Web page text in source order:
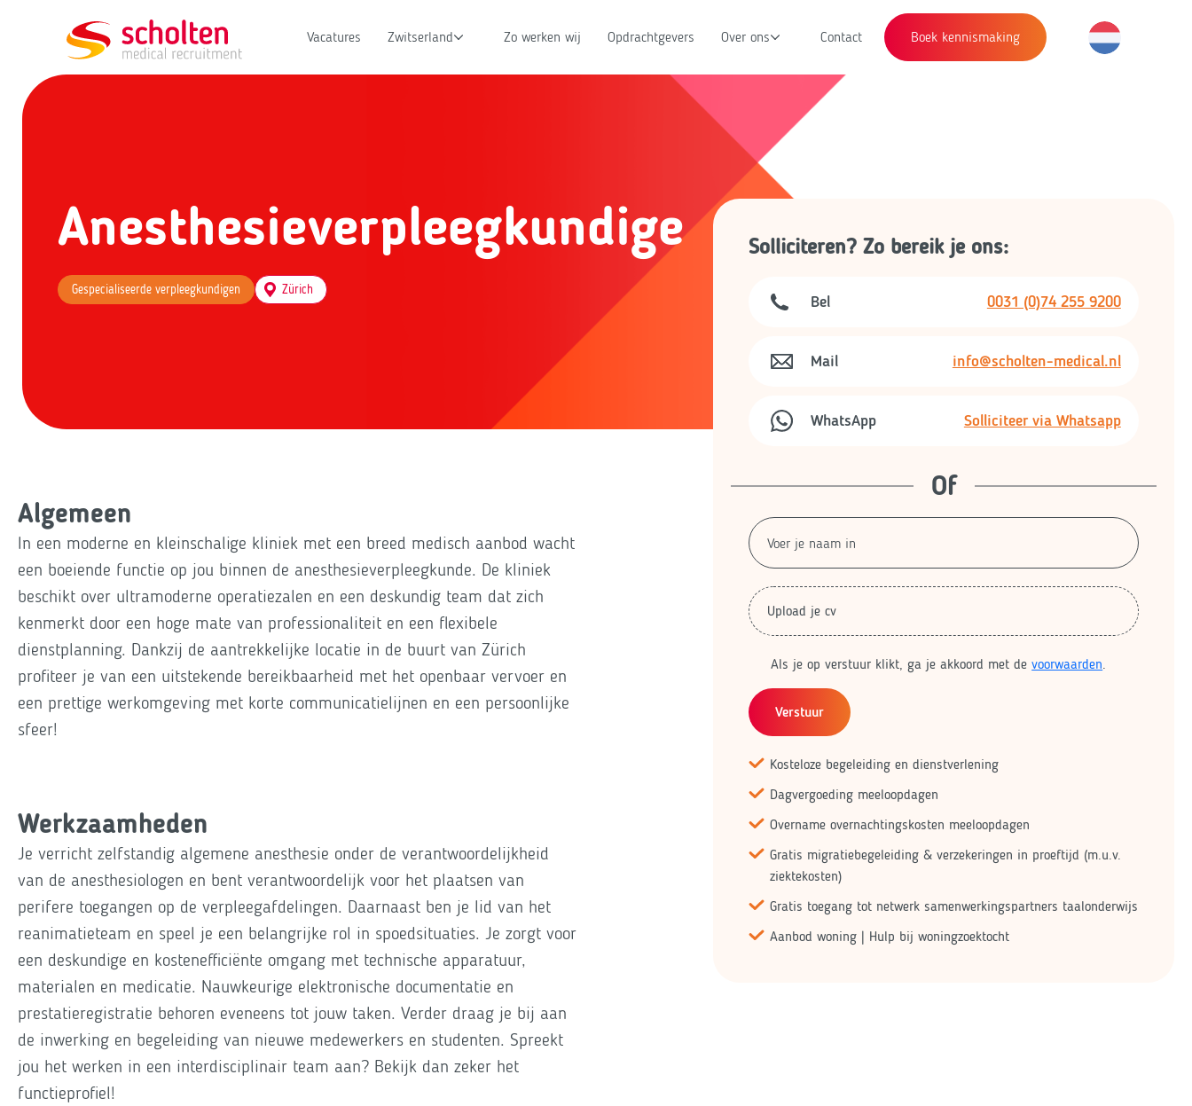
Vacatures Zwitserland Zo werken wij Opdrachtgevers Over ons Contact Boek kennismaking
Anesthesieverpleegkundige
Gespecialiseerde verpleegkundigen Zürich
Algemeen
In een moderne en kleinschalige kliniek met een breed medisch aanbod wacht
een boeiende functie op jou binnen de anesthesieverpleegkunde. De kliniek
beschikt over ultramoderne operatiezalen en een deskundig team dat zich
kenmerkt door een hoge mate van professionaliteit en een flexibele
dienstplanning. Dankzij de aantrekkelijke locatie in de buurt van Zürich
profiteer je van een uitstekende bereikbaarheid met het openbaar vervoer en
een prettige werkomgeving met korte communicatielijnen en een persoonlijke
sfeer!
Werkzaamheden
Je verricht zelfstandig algemene anesthesie onder de verantwoordelijkheid
van de anesthesiologen en bent verantwoordelijk voor het plaatsen van
perifere toegangen op de verpleegafdelingen. Daarnaast ben je lid van het
reanimatieteam en speel je een belangrijke rol in spoedsituaties. Je zorgt voor
een deskundige en kostenefficiënte omgang met technische apparatuur,
materialen en medicatie. Nauwkeurige elektronische documentatie en
prestatieregistratie behoren eveneens tot jouw taken. Verder draag je bij aan
de inwerking en begeleiding van nieuwe medewerkers en studenten. Spreekt
jou het werken in een interdisciplinair team aan? Bekijk dan zeker het
functieprofiel!
Solliciteren? Zo bereik je ons:
Bel 0031 (0)74 255 9200
Mail info@scholten-medical.nl
WhatsApp Solliciteer via Whatsapp
Of
Upload je cv
Als je op verstuur klikt, ga je akkoord met devoorwaarden.
Verstuur
Kosteloze begeleiding en dienstverlening
Dagvergoeding meeloopdagen
Overname overnachtingskosten meeloopdagen
Gratis migratiebegeleiding & verzekeringen in proeftijd (m.u.v.
ziektekosten)
Gratis toegang tot netwerk samenwerkingspartners taalonderwijs
Aanbod woning | Hulp bij woningzoektocht